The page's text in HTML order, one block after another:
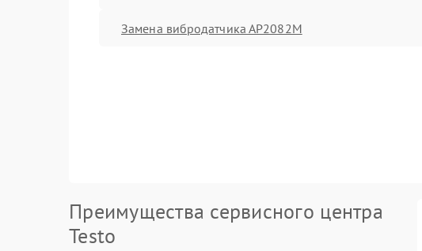
Замена вибродатчика АР2082М
Преимущества сервисного центра
Testo